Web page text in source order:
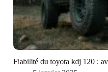
Fiabilité du toyota kdj 120 :